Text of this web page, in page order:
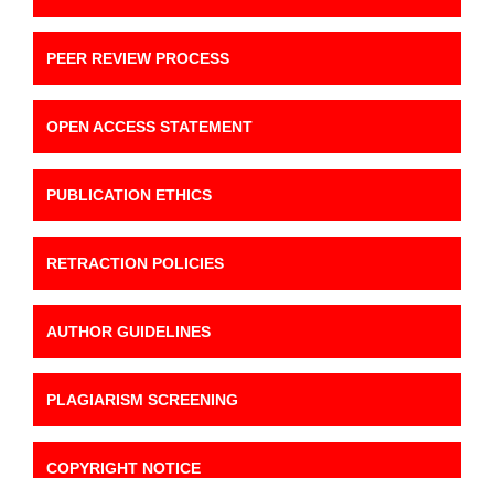
PEER REVIEW PROCESS
OPEN ACCESS STATEMENT
PUBLICATION ETHICS
RETRACTION POLICIES
AUTHOR GUIDELINES
PLAGIARISM SCREENING
COPYRIGHT NOTICE